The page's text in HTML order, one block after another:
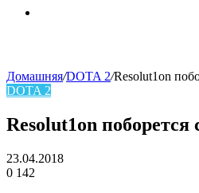
skin
Домашняя/DOTA 2/Resolut1on
DOTA 2
Resolut1on
23.04.2018
0 142